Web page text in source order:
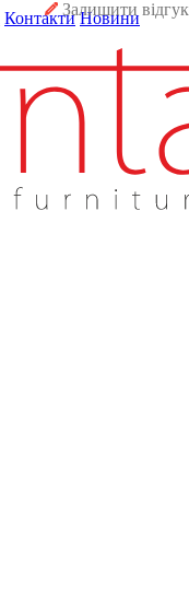
Контакти Новини
Залишити відгук